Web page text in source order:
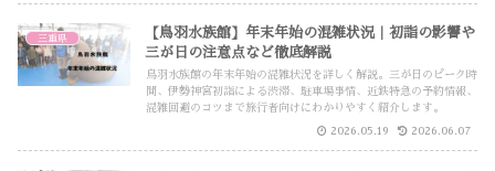
三重県
【鳥羽水族館】年末年始の混雑状況｜初詣の影響や
三が日の注意点など徹底解説
鳥羽水族館の年末年始の混雑状況を詳しく解説。三が日のピーク時
間、伊勢神宮初詣による渋滞、駐車場事情、近鉄特急の予約情報、
混雑回避のコツまで旅行者向けにわかりやすく紹介します。
2026.05.19 2026.06.07